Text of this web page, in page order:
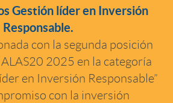
Gestión líder en Inversión
Responsable.
con la segunda posición
2025 en la categoría
en Inversión Responsable”
con la inversión